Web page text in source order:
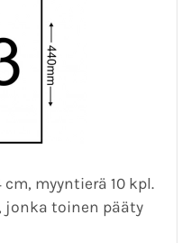
myyntierä 10 kpl.
toinen pääty